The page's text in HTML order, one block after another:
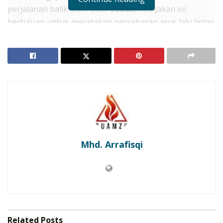
perjalanan balik lebih awal.Sebab, kebijakan ini
bertujuan untuk meratakan persebaran arus lalu lintas
karena itu, Anda harus memperhatikanjadwal diskon
tarif tol
agar bisa menghemat pengeluaran pasca
untuk perjalanan pulang Anda yang lebih ekonomis.
, diskon ini berlaku untuk hampir seluruh
, banyak pemudik yang sering melewatkan
mengenai jam operasionalnya.
Mhd. Arrafisqi
Related Posts